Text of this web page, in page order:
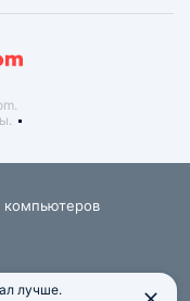
компьютеров
лучше.